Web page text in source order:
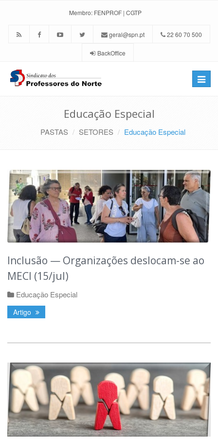
Membro: FENPROF | CGTP
geral@spn.pt 22 60 70 500
BackOffice
Toggle
Educação Especial
PASTAS SETORES Educação Especial
Inclusão — Organizações deslocam-se ao
MECI (15/jul)
Educação Especial
Artigo